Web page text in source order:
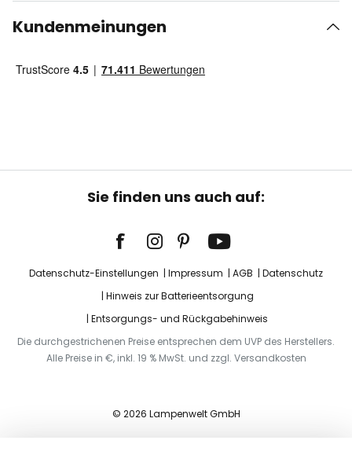
Kundenmeinungen
Sie finden uns auch auf:
Datenschutz-Einstellungen Impressum AGB
Datenschutz
Hinweis zur Batterieentsorgung
Entsorgungs- und Rückgabehinweis
Die durchgestrichenen Preise entsprechen dem UVP des Herstellers.
Alle Preise in €, inkl. 19 % MwSt. und zzgl. Versandkosten
© 2026 Lampenwelt GmbH